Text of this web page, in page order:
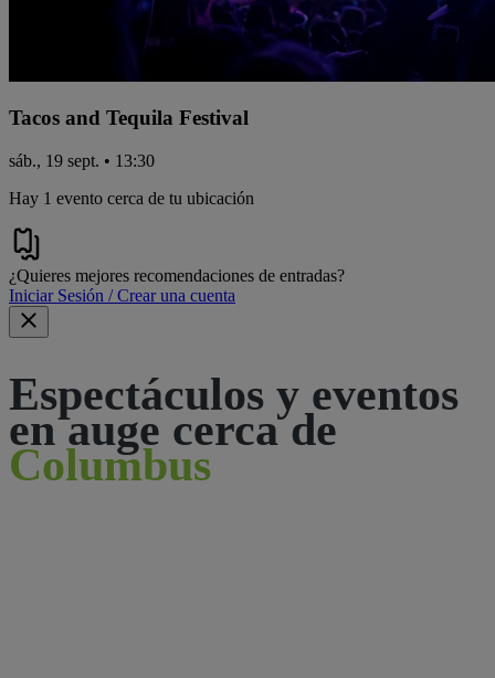
Tacos and Tequila Festival
sáb., 19 sept. • 13:30
Hay 1 evento cerca de tu ubicación
¿Quieres mejores recomendaciones de entradas?
Iniciar Sesión / Crear una cuenta
Espectáculos y eventos
en auge cerca de
Columbus